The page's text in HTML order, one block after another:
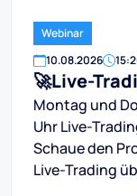
Webinar
10.08.2026
🚀Live-
Montag und
Uhr Live-
Schaue den
Live-Trading